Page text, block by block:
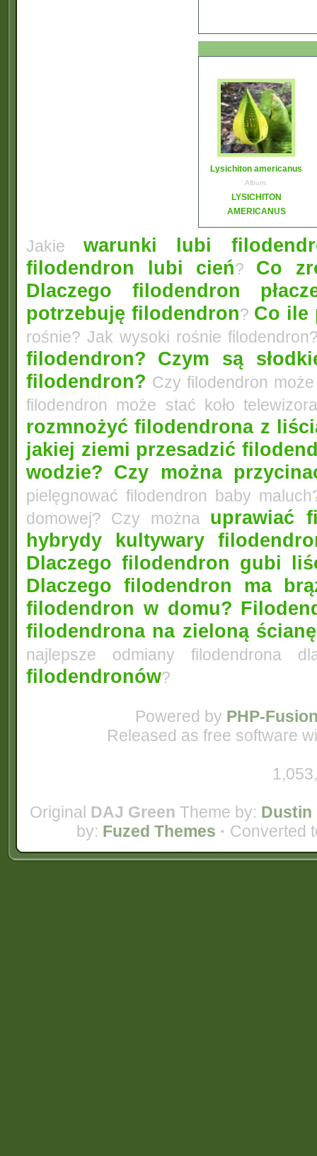
Lysichiton americanus
Album:
LYSICHITON
AMERICANUS
Jakie warunki lubi
filodendron lubi cień? Co
Dlaczego filodendron
potrzebuję filodendron? Co ile
rośnie? Jak wysoki rośnie
filodendron?
Czym są
filodendron? Czy filodendron
filodendron może stać koło
rozmnożyć filodendrona z
jakiej ziemi przesadzić
wodzie? Czy można
pielęgnować filodendron baby
domowej? Czy można uprawiać
hybrydy kultywary
Dlaczego filodendron gubi
Dlaczego filodendron ma
filodendron w domu?
filodendrona na zieloną ścianę
najlepsze odmiany filodendrona
filodendronów?
Powered by PHP-
Released as free software
Original DAJ Green Theme by: Dustin
by: Fuzed Themes · Converted